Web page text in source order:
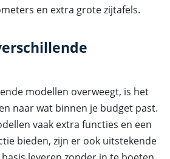
en extra grote zijtafels.
modellen overweegt, is het
naar wat binnen je budget past.
vaak extra functies en een
bieden, zijn er ook uitstekende